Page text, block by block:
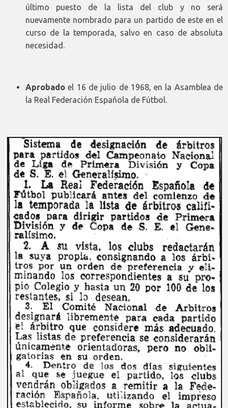
último puesto de la lista del club y no será
nuevamente nombrado para un partido de este en el
curso de la temporada, salvo en caso de absoluta
necesidad.
Aprobadoel 16 de julio de 1968, en la Asamblea de
la Real Federación Española de Fútbol.